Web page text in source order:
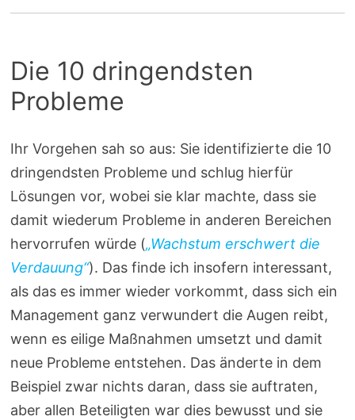
Die 10 dringendsten
Probleme
Ihr Vorgehen sah so aus: Sie identifizierte die 10
dringendsten Probleme und schlug hierfür
Lösungen vor, wobei sie klar machte, dass sie
damit wiederum Probleme in anderen Bereichen
hervorrufen würde („Wachstum erschwert die
Verdauung“). Das finde ich insofern interessant,
als das es immer wieder vorkommt, dass sich ein
Management ganz verwundert die Augen reibt,
wenn es eilige Maßnahmen umsetzt und damit
neue Probleme entstehen. Das änderte in dem
Beispiel zwar nichts daran, dass sie auftraten,
aber allen Beteiligten war dies bewusst und sie